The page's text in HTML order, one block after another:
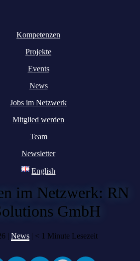
Kompetenzen
Projekte
Events
News
Jobs im Netzwerk
Mitglied werden
Team
Newsletter
English
im Netzwerk: RN
GmbH
| News | < 1 Minute Lesezeit